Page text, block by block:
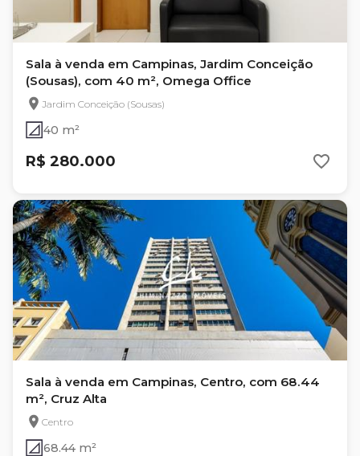
Sala à venda em Campinas, Jardim Conceição
(Sousas), com 40 m², Omega Office
Jardim Conceição (Sousas)
40 m²
R$ 280.000
Sala à venda em Campinas, Centro, com 68.44
m², Cruz Alta
Centro
68.44 m²